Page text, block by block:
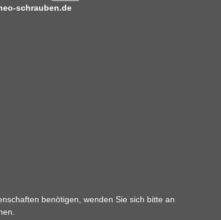
schrauben.de
benötigen, wenden Sie sich bitte an